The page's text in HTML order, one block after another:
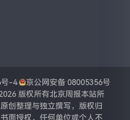
号-4
京公网安备 08005356号
版权所有北京周报本站所
创整理与独立撰写，版权归
面授权，任何单位或个人不